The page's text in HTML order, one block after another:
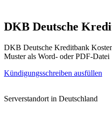
DKB Deutsche
DKB Deutsche Kreditbank
Muster als Word- oder PDF-Datei
Kündigungsschreiben ausfüllen
Serverstandort in Deutschland